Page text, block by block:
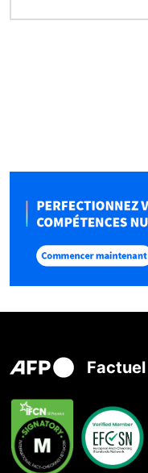
Factuel